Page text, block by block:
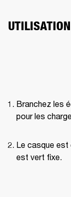
Branchez les
pour les
Le casque est
est vert fixe.